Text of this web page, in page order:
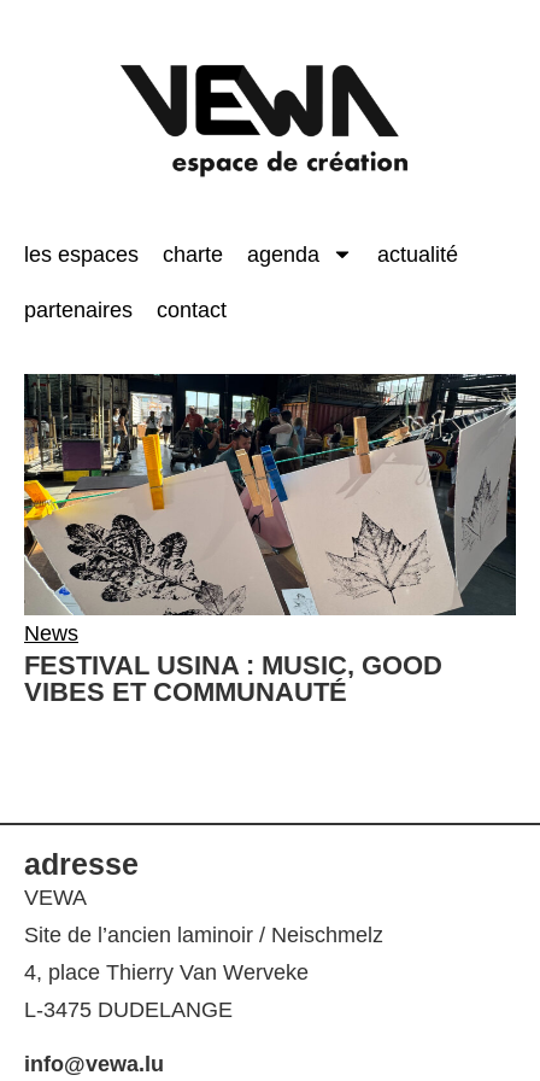
les espaces charte agenda actualité
partenaires contact
News
FESTIVAL USINA : MUSIC, GOOD
VIBES ET COMMUNAUTÉ
adresse
VEWA
Site de l’ancien laminoir / Neischmelz
4, place Thierry Van Werveke
L-3475 DUDELANGE
info@vewa.lu